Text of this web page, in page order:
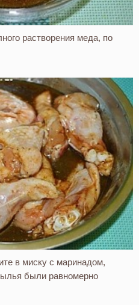
растворения меда, по
в миску с маринадом,
были равномерно